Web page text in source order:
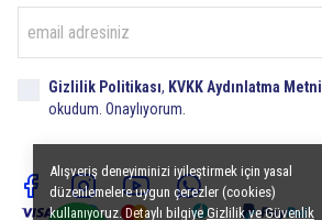
Alışveriş deneyiminizi iyileştirmek için yasal
düzenlemelere uygun çerezler (cookies)
kullanıyoruz. Detaylı bilgiyeGizlilik ve Güvenlik
Gizlilik Politikası, KVKK Aydınlatma Metni
okudum. Onaylıyorum.